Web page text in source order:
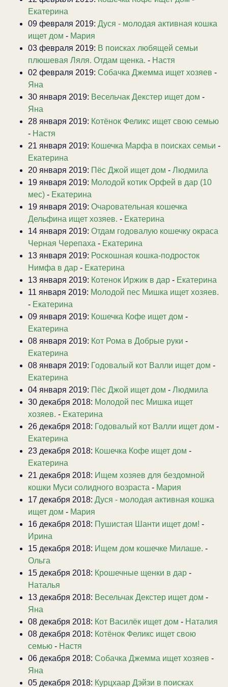
Екатерина
09 февраля 2019: Дуся - молодая активная кошка
ищет дом - Мария
03 февраля 2019: В поисках любящей семьи
плюшевая Ляля. Отдам щенка. - Настя
02 февраля 2019: Собачка Джемма ищет хозяев -
Яна
30 января 2019: Весельчак Декстер ищет дом -
Яна
28 января 2019: Котёнок Феликс ищет свою семью
- Настя
21 января 2019: Кошечка Марфа в поисках семьи -
Екатерина
20 января 2019: Пёс Джой ищет дом - Людмила
19 января 2019: Молодой котик Орфей в дар (10
мес) - Екатерина
19 января 2019: Очаровательная кошечка
Дельфина ищет хозяев. - Екатерина
14 января 2019: Отдам годовалую кошечку окраса
Черная Черепаха - Екатерина
13 января 2019: Роскошная кошка-подросток
Нимфа в дар - Екатерина
13 января 2019: Котенок Иржик в дар - Екатерина
11 января 2019: Молодой пес Мишка ищет хозяев.
- Екатерина
09 января 2019: Кошечка Кофе ищет дом -
Екатерина
08 января 2019: Кот Рома в Добрые руки -
Екатерина
08 января 2019: Годовалый кот Валли ищет дом -
Екатерина
04 января 2019: Пёс Джой ищет дом - Людмила
30 декабря 2018: Молодой пес Мишка ищет
хозяев. - Екатерина
26 декабря 2018: Годовалый кот Валли ищет дом -
Екатерина
23 декабря 2018: Кошечка Кофе ищет дом -
Екатерина
21 декабря 2018: Ищем хозяев для бездомной
кошки Муси солидного возраста - Мария
17 декабря 2018: Дуся - молодая активная кошка
ищет дом - Мария
16 декабря 2018: Пушистая Шанти ищет дом! -
Ирина
15 декабря 2018: Ищем дом кошечке Милаше. -
Ольга
15 декабря 2018: Крошечные щенки в дар -
Наталья
13 декабря 2018: Весельчак Декстер ищет дом -
Яна
08 декабря 2018: Кот Василёк ищет дом - Наталия
08 декабря 2018: Котёнок Феликс ищет свою
семью - Настя
06 декабря 2018: Собачка Джемма ищет хозяев -
Яна
05 декабря 2018: Курцхаар Дэйзи в поисках